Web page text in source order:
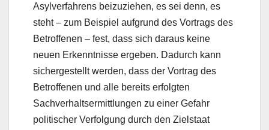
Asylverfahrens beizuziehen, es sei denn, es
steht – zum Beispiel aufgrund des Vortrags des
Betroffenen – fest, dass sich daraus keine
neuen Erkenntnisse ergeben. Dadurch kann
sichergestellt werden, dass der Vortrag des
Betroffenen und alle bereits erfolgten
Sachverhaltsermittlungen zu einer Gefahr
politischer Verfolgung durch den Zielstaat